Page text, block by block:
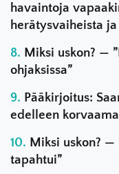
havaintoja
herätysvaiheista
Miksi uskon? —
ohjaksissa”
Pääkirjoitus:
edelleen
Miksi uskon?
tapahtui”